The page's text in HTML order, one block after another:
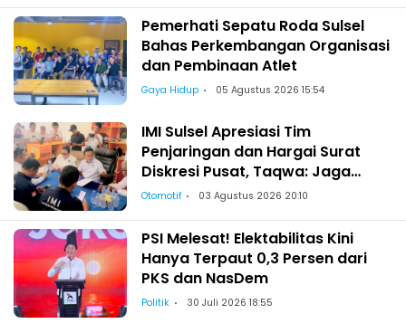
Pemerhati Sepatu Roda Sulsel
Bahas Perkembangan Organisasi
dan Pembinaan Atlet
Gaya Hidup 05 Agustus 2026 15:54
IMI Sulsel Apresiasi Tim
Penjaringan dan Hargai Surat
Diskresi Pusat, Taqwa: Jaga
Kekeluargaan-Kebersamaan
Otomotif 03 Agustus 2026 20:10
PSI Melesat! Elektabilitas Kini
Hanya Terpaut 0,3 Persen dari
PKS dan NasDem
Politik 30 Juli 2026 18:55